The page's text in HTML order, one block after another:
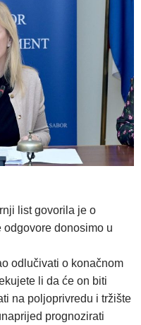
list govorila je o
odgovore donosimo u
odlučivati o konačnom
li da će on biti
na poljoprivredu i tržište
prognozirati